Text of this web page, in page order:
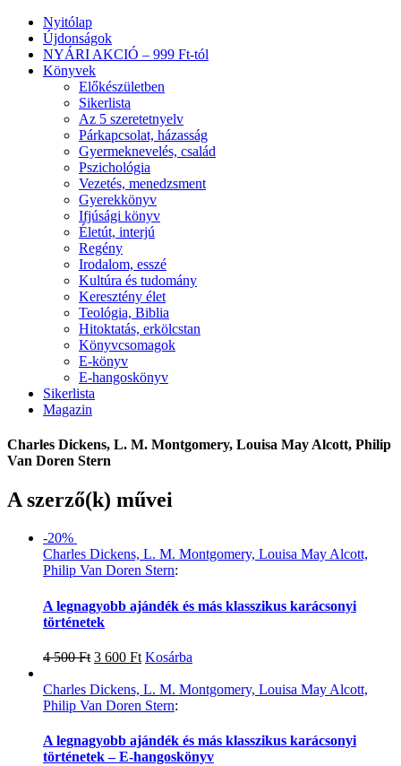
Nyitólap
Újdonságok
NYÁRI AKCIÓ – 999 Ft-tól
Könyvek
Előkészületben
Sikerlista
Az 5 szeretetnyelv
Párkapcsolat, házasság
Gyermeknevelés, család
Pszichológia
Vezetés, menedzsment
Gyerekkönyv
Ifjúsági könyv
Életút, interjú
Regény
Irodalom, esszé
Kultúra és tudomány
Keresztény élet
Teológia, Biblia
Hitoktatás, erkölcstan
Könyvcsomagok
E-könyv
E-hangoskönyv
Sikerlista
Magazin
Charles Dickens, L. M. Montgomery, Louisa May Alcott, Philip
Van Doren Stern
A szerző(k) művei
-20%
Charles Dickens, L. M. Montgomery, Louisa May Alcott,
Philip Van Doren Stern:
A legnagyobb ajándék és más klasszikus karácsonyi
történetek
4 500Ft 3 600 Ft Kosárba
Charles Dickens, L. M. Montgomery, Louisa May Alcott,
Philip Van Doren Stern:
A legnagyobb ajándék és más klasszikus karácsonyi
történetek – E-hangoskönyv